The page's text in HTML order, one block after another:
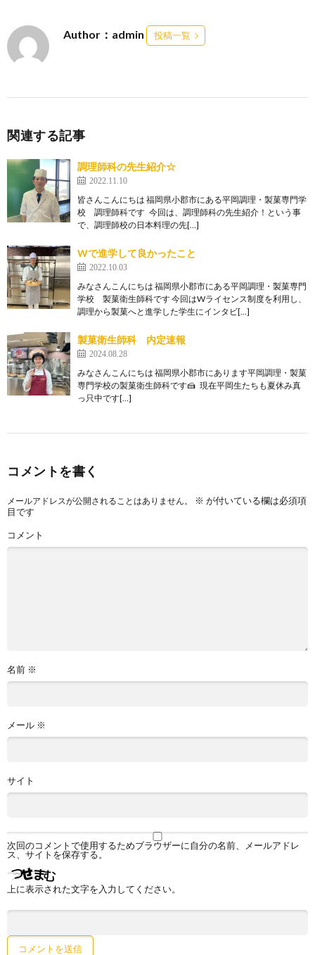
Author：admin 投稿一覧
関連する記事
調理師科の先生紹介☆
2022.11.10
皆さんこんにちは 福岡県小郡市にある平岡調理・製菓専門学
校 調理師科です 今回は、調理師科の先生紹介！という事
で、調理師校の日本料理の先[…]
Wで進学して良かったこと
2022.10.03
みなさんこんにちは 福岡県小郡市にある平岡調理・製菓専門
学校 製菓衛生師科です 今回はWライセンス制度を利用し、
調理から製菓へと進学した学生にインタビ[…]
製菓衛生師科 内定速報
2024.08.28
みなさんこんにちは 福岡県小郡市にあります平岡調理・製菓
専門学校の製菓衛生師科です🍰 現在平岡生たちも夏休み真
っ只中です[…]
コメントを書く
メールアドレスが公開されることはありません。 ※ が付いている欄は必須項
目です
コメント
名前 ※
メール ※
サイト
次回のコメントで使用するためブラウザーに自分の名前、メールアドレ
ス、サイトを保存する。
上に表示された文字を入力してください。